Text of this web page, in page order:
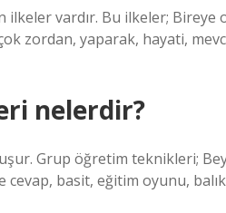
ilkeler vardır. Bu ilkeler;
zordan, yaparak, hayati,
nelerdir?
Grup öğretim teknikleri;
cevap, basit, eğitim oyunu,